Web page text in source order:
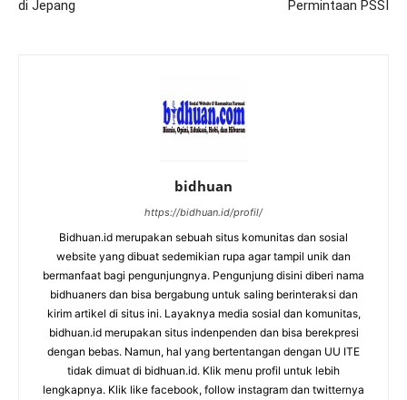
di Jepang Permintaan PSSI
bidhuan
https://bidhuan.id/profil/
Bidhuan.id merupakan sebuah situs komunitas dan sosial
website yang dibuat sedemikian rupa agar tampil unik dan
bermanfaat bagi pengunjungnya. Pengunjung disini diberi nama
bidhuaners dan bisa bergabung untuk saling berinteraksi dan
kirim artikel di situs ini. Layaknya media sosial dan komunitas,
bidhuan.id merupakan situs indenpenden dan bisa berekpresi
dengan bebas. Namun, hal yang bertentangan dengan UU ITE
tidak dimuat di bidhuan.id. Klik menu profil untuk lebih
lengkapnya. Klik like facebook, follow instagram dan twitternya